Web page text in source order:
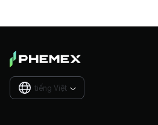
tiếng Việt 